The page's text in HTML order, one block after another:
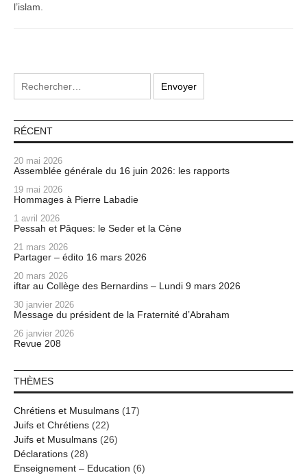
l’islam.
RÉCENT
20 mai 2026
Assemblée générale du 16 juin 2026: les rapports
19 mai 2026
Hommages à Pierre Labadie
1 avril 2026
Pessah et Pâques: le Seder et la Cène
21 mars 2026
Partager – édito 16 mars 2026
20 mars 2026
iftar au Collège des Bernardins – Lundi 9 mars 2026
30 janvier 2026
Message du président de la Fraternité d’Abraham
26 janvier 2026
Revue 208
THÈMES
Chrétiens et Musulmans (17)
Juifs et Chrétiens (22)
Juifs et Musulmans (26)
Déclarations (28)
Enseignement – Education (6)